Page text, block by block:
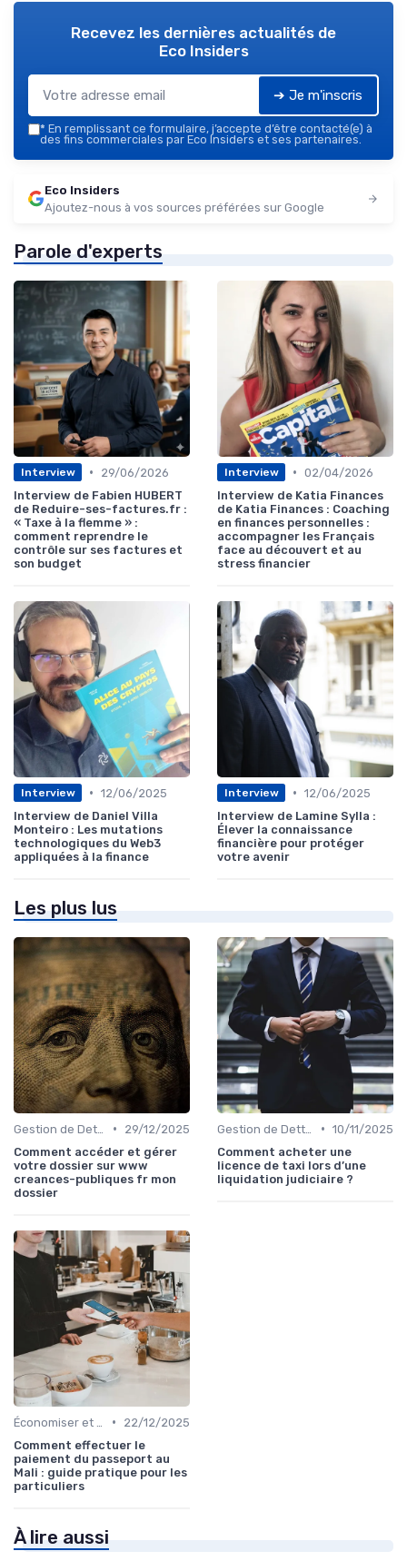
Recevez les dernières actualités de
Eco Insiders
➔ Je m'inscris
* En remplissant ce formulaire, j’accepte d’être contacté(e) à
des fins commerciales par Eco Insiders et ses partenaires.
Eco Insiders
Ajoutez-nous à vos sources préférées sur Google
Parole d'experts
Interview •
29/06/2026
Interview de Fabien HUBERT
de Reduire-ses-factures.fr :
« Taxe à la flemme » :
comment reprendre le
contrôle sur ses factures et
son budget
Interview • 02/04/2026
Interview de Katia Finances
de Katia Finances : Coaching
en finances personnelles :
accompagner les Français
face au découvert et au
stress financier
Interview • 12/06/2025
Interview de Daniel Villa
Monteiro : Les mutations
technologiques du Web3
appliquées à la finance
Interview • 12/06/2025
Interview de Lamine Sylla :
Élever la connaissance
financière pour protéger
votre avenir
Les plus lus
•
29/12/2025
Comment accéder et gérer
votre dossier sur www
creances-publiques fr mon
dossier
• 10/11/2025
Comment acheter une
licence de taxi lors d’une
liquidation judiciaire ?
•
22/12/2025
Comment effectuer le
paiement du passeport au
Mali : guide pratique pour les
particuliers
À lire aussi